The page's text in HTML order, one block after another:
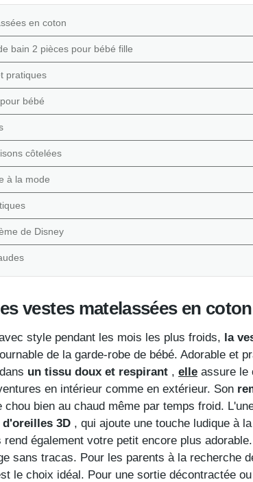
en coton
bain 2 pièces pour bébé fille
pratiques
bébé
côtelées
à la mode
de Disney
vestes matelassées en coton
style pendant les mois les plus froids, la
de la garde-robe de bébé. Adorable et
un tissu doux et respirant , elle assure le
en intérieur comme en extérieur. Son
bien au chaud même par temps froid.
3D , qui ajoute une touche ludique à
également votre petit encore plus
sans tracas. Pour les parents à la recherche
le choix idéal. Pour une sortie décontractée